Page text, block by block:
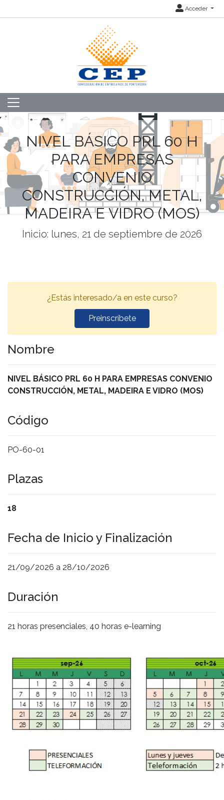
Acceder
NIVEL BÁSICO PRL 60 H
PARA EMPRESAS
CONVENIO
CONSTRUCCIÓN, METAL,
MADEIRA E VIDRO (MOS)
Inicio: lunes, 21 de septiembre de 2026
¿Estás interesado/a en este curso?
Preinscríbete
Nombre
NIVEL BÁSICO PRL 60 H PARA EMPRESAS CONVENIO
CONSTRUCCIÓN, METAL, MADEIRA E VIDRO (MOS)
Código
PO-60-01
Plazas
18
Fecha de Inicio y Finalización
21/09/2026 a 28/10/2026
Duración
21 horas presenciales, 40 horas e-learning